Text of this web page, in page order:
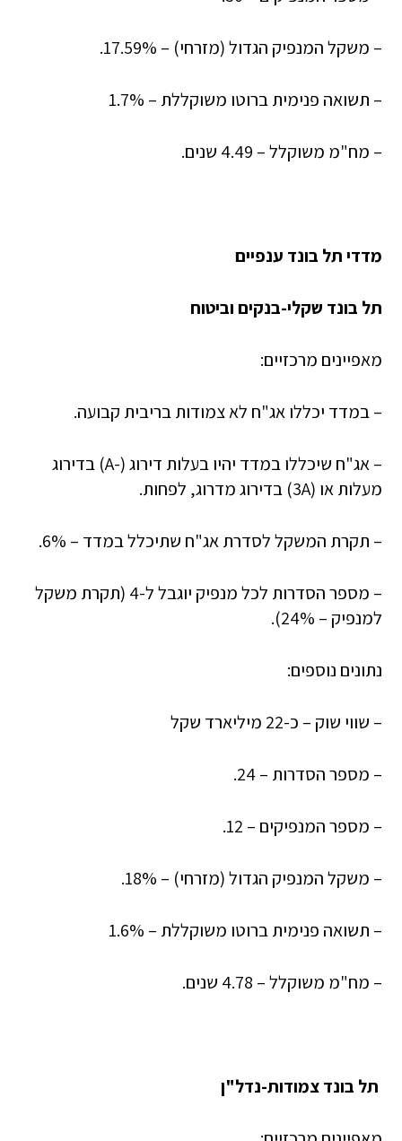
– משקל המנפיק הגדול (מזרחי) – 17.59%.
– תשואה פנימית ברוטו משוקללת – 1.7%
– מח"מ משוקלל – 4.49 שנים.
מדדי תל בונד ענפיים
תל בונד שקלי-בנקים וביטוח
מאפיינים מרכזיים:
– במדד יכללו אג"ח לא צמודות בריבית קבועה.
– אג"ח שיכללו במדד יהיו בעלות דירוג (-A) בדירוג
מעלות או (3A) בדירוג מדרוג, לפחות.
– תקרת המשקל לסדרת אג"ח שתיכלל במדד – 6%.
– מספר הסדרות לכל מנפיק יוגבל ל-4 (תקרת משקל
למנפיק – 24%).
נתונים נוספים:
– שווי שוק – כ-22 מיליארד שקל
– מספר הסדרות – 24.
– מספר המנפיקים – 12.
– משקל המנפיק הגדול (מזרחי) – 18%.
– תשואה פנימית ברוטו משוקללת – 1.6%
– מח"מ משוקלל – 4.78 שנים.
תל בונד צמודות-נדל"ן